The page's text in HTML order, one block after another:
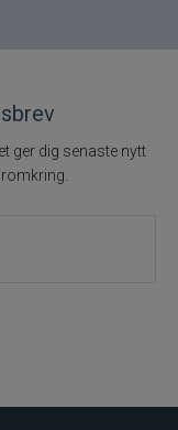
ger dig senaste nytt